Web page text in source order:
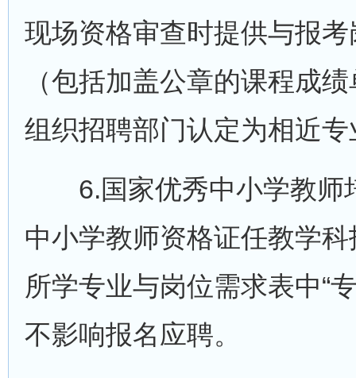
现场资格审查时提供与报
（包括加盖公章的课程成
组织招聘部门认定为相近
6.国家优秀中小学教师培
中小学教师资格证任教学
所学专业与岗位需求表中“
不影响报名应聘。